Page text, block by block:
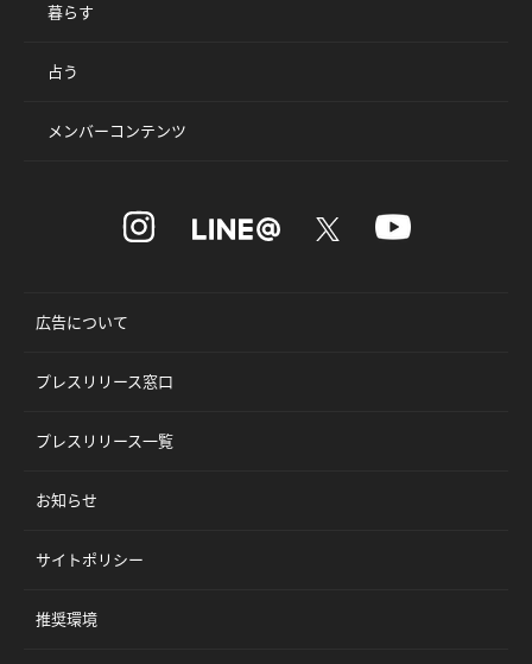
暮らす
占う
メンバーコンテンツ
広告について
プレスリリース窓口
プレスリリース一覧
お知らせ
サイトポリシー
推奨環境